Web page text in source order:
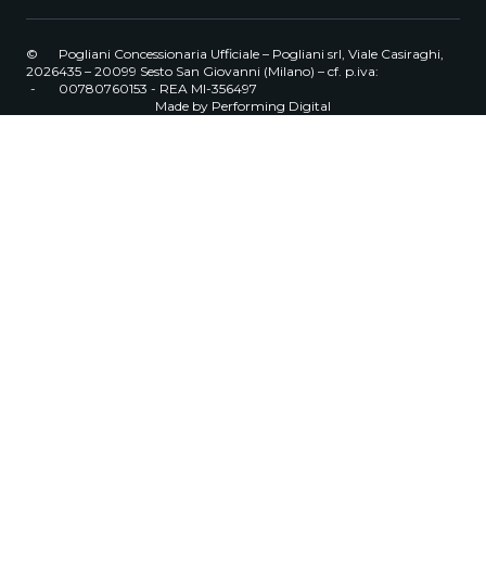
©
2026
-
Pogliani Concessionaria Ufficiale – Pogliani srl, Viale Casiraghi,
435 – 20099 Sesto San Giovanni (Milano) – cf. p.iva:
00780760153 - REA MI-356497
Made by Performing Digital